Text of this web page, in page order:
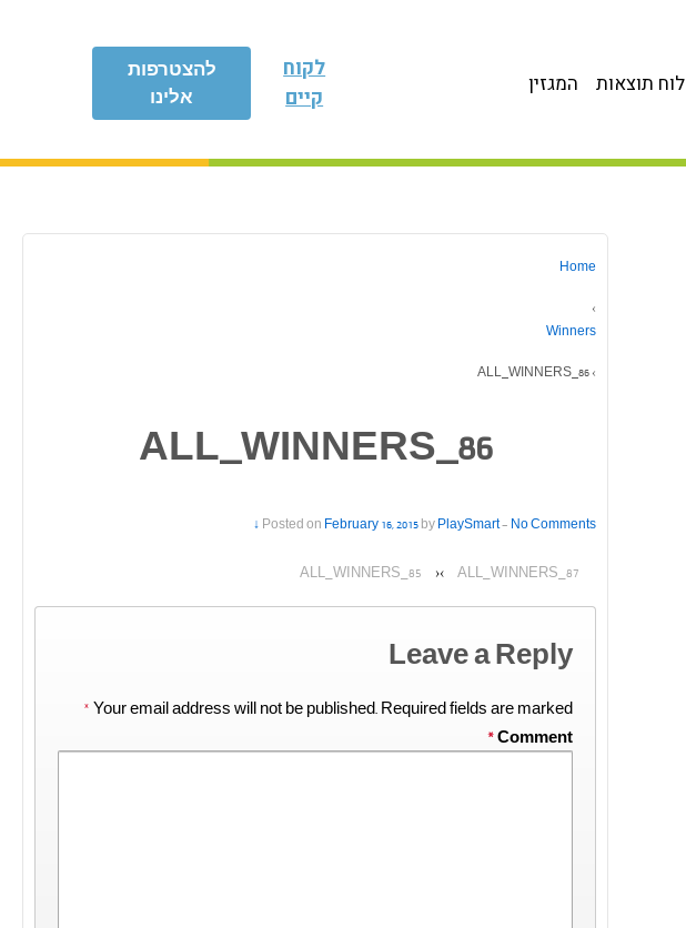
להצטרפות
אלינו
לקוח
קיים
המגזין לוח תוצאות
Home
›
Winners
›
ALL_WINNERS_86
ALL_WINNERS_86
Posted on February 16, 2015 by PlaySmart— No Comments ↓
‹
ALL_WINNERS_85 ALL_WINNERS_87
›
Leave a Reply
Your email address will not be published. Required fields are marked
*
Comment
*